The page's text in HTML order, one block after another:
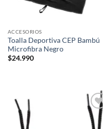
ACCESORIOS
Toalla Deportiva CEP Bambú
Microfibra Negro
$24.990
Add to
wishlist